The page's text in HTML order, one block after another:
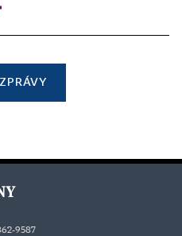
9587